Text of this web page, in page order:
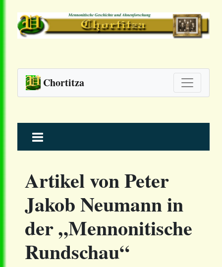
Chortitza
to
Artikel von Peter
Jakob Neumann in
der „Mennonitische
Rundschau“